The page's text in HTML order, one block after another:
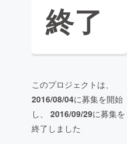
終了
このプロジェクトは、
2016/08/04に募集を開始
し、 2016/09/29に募集を
終了しました